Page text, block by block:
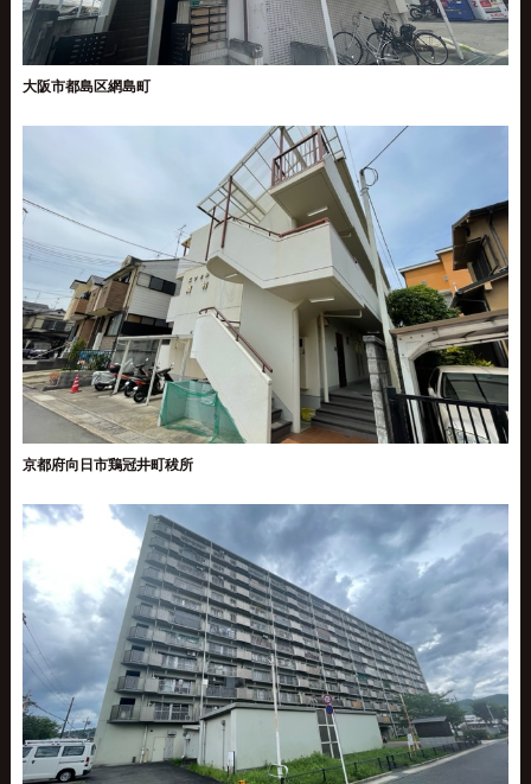
大阪市都島区網島町
京都府向日市鶏冠井町秡所